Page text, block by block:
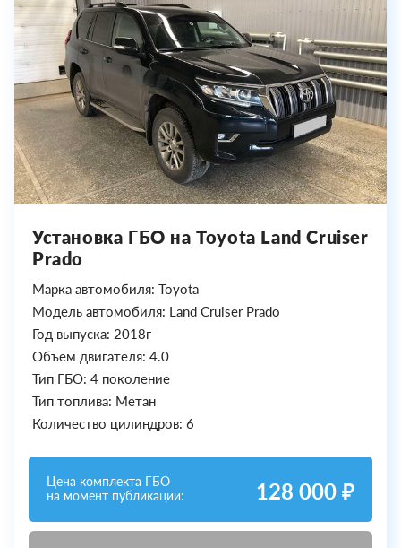
Установка ГБО на Toyota Land Cruiser
Prado
Марка автомобиля: Toyota
Модель автомобиля: Land Cruiser Prado
Год выпуска: 2018г
Объем двигателя: 4.0
Тип ГБО: 4 поколение
Тип топлива: Метан
Количество цилиндров: 6
Цена комплекта ГБО
на момент публикации:
128 000 ₽